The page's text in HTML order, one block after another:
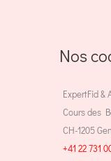
Nos
ExpertFid &
Cours des
CH-1205
+41 22 731